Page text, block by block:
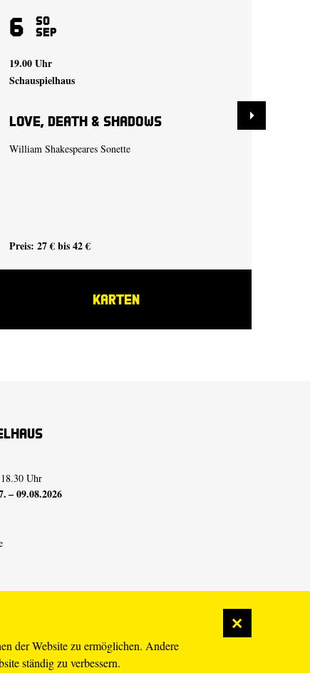
der Website zu ermöglichen. Andere
ständig zu verbessern.
6 So
Sep
19.00 Uhr
Schauspielhaus
Love, Death & Shadows
William Shakespeares Sonette
Preis: 27 € bis 42 €
KARTEN
Uhr
– 09.08.2026